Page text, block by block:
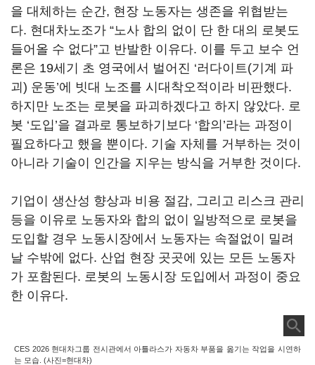
을 대체하는 순간, 현장 노동자는 생존을 위협받는
다. 현대차노조가 “노사 합의 없이 단 한 대의 로봇도
들어올 수 없다”고 반발한 이유다. 이를 두고 보수 언
론은 19세기 초 영국에서 벌어진 ‘러다이트(기계 파
괴 ) 운동’에 빗대 노조를 시대착오적이라 비판했다.
하지만 노조는 로봇을 파괴하겠다고 하지 않았다. 로
봇 ‘도입 ’을 결과로 통보하기보다 ‘합의 ’라는 과정이
필요하다고 했을 뿐이다. 기술 자체를 거부하는 것이
아니라 기술이 인간을 지우는 방식을 거부한 것이다.
기업이 생산성 향상과 비용 절감, 그리고 리스크 관리
등을 이유로 노동자와 합의 없이 일방적으로 로봇을
도입할 경우 노동시장에서 노동자는 속절없이 밀려
날 수밖에 없다. 산업 현장 곳곳에 있는 모든 노동자
가 포함된다. 로봇의 노동시장 도입에서 과정이 중요
한 이유다.
CES 2026 현대차그룹 전시관에서 아틀라스가 자동차 부품을 옮기는 작업을 시연하
는 모습. (사진=현대차)